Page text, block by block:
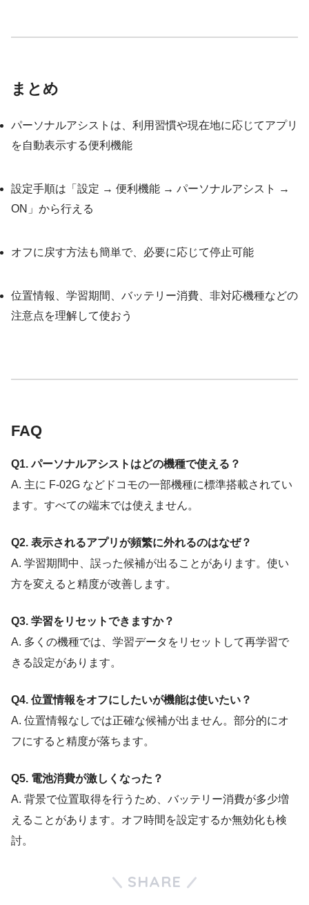
まとめ
パーソナルアシストは、利用習慣や現在地に応じてアプリ
を自動表示する便利機能
設定手順は「設定 → 便利機能 → パーソナルアシスト →
ON」から行える
オフに戻す方法も簡単で、必要に応じて停止可能
位置情報、学習期間、バッテリー消費、非対応機種などの
注意点を理解して使おう
FAQ
Q1. パーソナルアシストはどの機種で使える？
A. 主に F-02G などドコモの一部機種に標準搭載されてい
ます。すべての端末では使えません。
Q2. 表示されるアプリが頻繁に外れるのはなぜ？
A. 学習期間中、誤った候補が出ることがあります。使い
方を変えると精度が改善します。
Q3. 学習をリセットできますか？
A. 多くの機種では、学習データをリセットして再学習で
きる設定があります。
Q4. 位置情報をオフにしたいが機能は使いたい？
A. 位置情報なしでは正確な候補が出ません。部分的にオ
フにすると精度が落ちます。
Q5. 電池消費が激しくなった？
A. 背景で位置取得を行うため、バッテリー消費が多少増
えることがあります。オフ時間を設定するか無効化も検
討。
SHARE